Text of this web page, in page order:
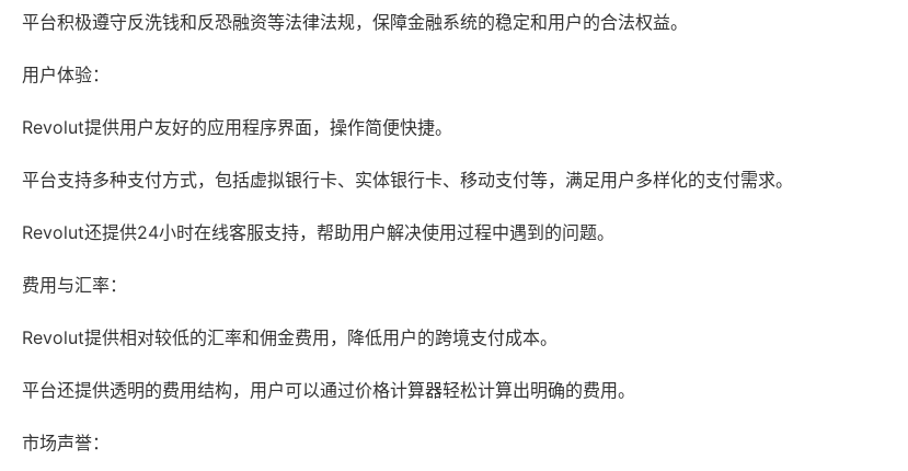
平台积极遵守反洗钱和反恐融资等法律法规，保障金融系统的稳定和用户的合法权益。
用户体验：
Revolut提供用户友好的应用程序界面，操作简便快捷。
平台支持多种支付方式，包括虚拟银行卡、实体银行卡、移动支付等，满足用户多样化的支付需求。
Revolut还提供24小时在线客服支持，帮助用户解决使用过程中遇到的问题。
费用与汇率：
Revolut提供相对较低的汇率和佣金费用，降低用户的跨境支付成本。
平台还提供透明的费用结构，用户可以通过价格计算器轻松计算出明确的费用。
市场声誉：